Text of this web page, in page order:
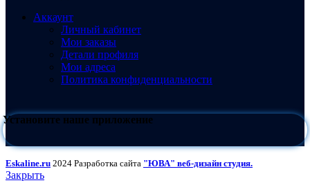
Аккаунт
Личный кабинет
Мои заказы
Детали профиля
Мои адреса
Политика конфиденциальности
Установите наше приложение
Eskaline.ru 2024 Разработка сайта "ЮВА" веб-дизайн студия.
Закрыть